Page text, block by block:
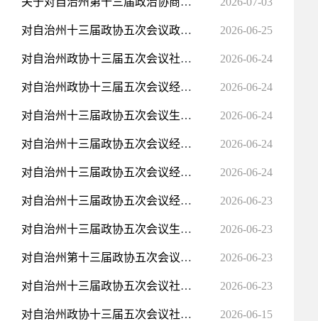
基层政务公开事项标准目录
行政处罚和行政强制
行政许可和其他对外管理服务信息
对自治州十三届政协五次会议政治建设类第22号提案的答复函 2026-06-25
对自治州政协十三届五次会议社会建设类59号提案的答复函 2026-06-24
对自治州政协十三届五次会议经济建设类53号提案的答复函 2026-06-24
对自治州十三届政协五次会议生态文明建设类10号提案的答复函 2026-06-24
对自治州十三届政协五次会议经济建设类75号提案的答复函 2026-06-24
对自治州十三届政协五次会议经济建设类85号建议的答复函 2026-06-24
对自治州十三届政协五次会议经济建设类22号提案的答复函 2026-06-23
对自治州十三届政协五次会议生态文明建设类6号提案的答复函 2026-06-23
对自治州第十三届政协五次会议经济建设类63号提案的答复 2026-06-23
对自治州十三届政协五次会议社会建设类46号、生态文明建设类2号提案的答复函 2026-06-23
对自治州政协十三届五次会议社会建设类第74号提案的答复函 2026-06-15